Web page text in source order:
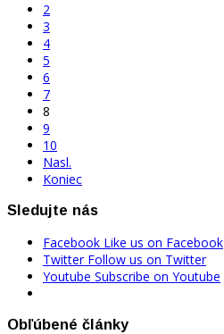
2
3
4
5
6
7
8
9
10
Nasl.
Koniec
Sledujte nás
Facebook Like us on Facebook
Twitter Follow us on Twitter
Youtube Subscribe on Youtube
Obľúbené články